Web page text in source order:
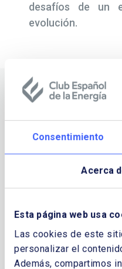
Consentimiento
Acerca
Esta página web usa
Las cookies de este
personalizar el
Además, compartimos
desafíos de un
evolución.
Oferta
Consulta